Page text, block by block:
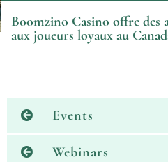
Boomzino Casino offre des
aux joueurs loyaux au
Events
Webinars